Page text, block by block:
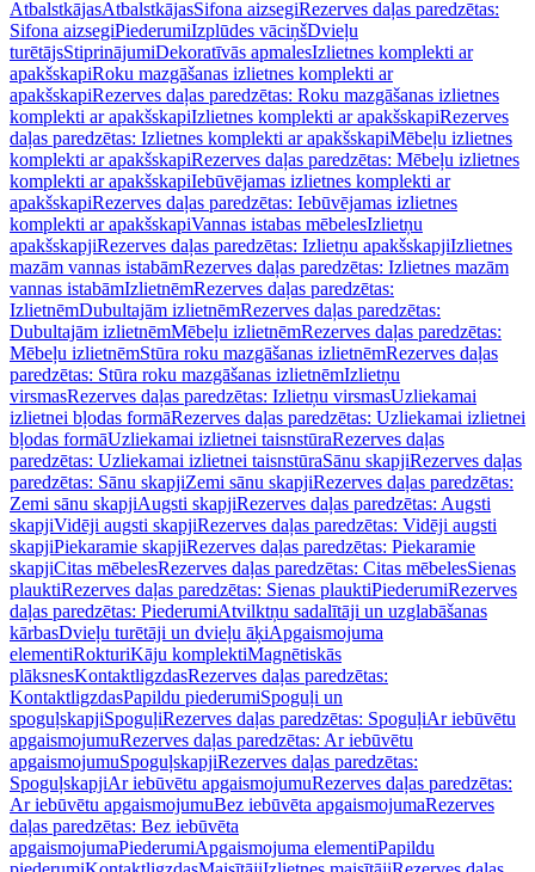
AtbalstkājasAtbalstkājasSifona aizsegiRezerves daļas paredzētas:
Sifona aizsegiPiederumiIzplūdes vāciņšDvieļu
turētājsStiprinājumiDekoratīvās apmalesIzlietnes komplekti ar
apakšskapiRoku mazgāšanas izlietnes komplekti ar
apakšskapiRezerves daļas paredzētas: Roku mazgāšanas izlietnes
komplekti ar apakšskapiIzlietnes komplekti ar apakšskapiRezerves
daļas paredzētas: Izlietnes komplekti ar apakšskapiMēbeļu izlietnes
komplekti ar apakšskapiRezerves daļas paredzētas: Mēbeļu izlietnes
komplekti ar apakšskapiIebūvējamas izlietnes komplekti ar
apakšskapiRezerves daļas paredzētas: Iebūvējamas izlietnes
komplekti ar apakšskapiVannas istabas mēbelesIzlietņu
apakšskapjiRezerves daļas paredzētas: Izlietņu apakšskapjiIzlietnes
mazām vannas istabāmRezerves daļas paredzētas: Izlietnes mazām
vannas istabāmIzlietnēmRezerves daļas paredzētas:
IzlietnēmDubultajām izlietnēmRezerves daļas paredzētas:
Dubultajām izlietnēmMēbeļu izlietnēmRezerves daļas paredzētas:
Mēbeļu izlietnēmStūra roku mazgāšanas izlietnēmRezerves daļas
paredzētas: Stūra roku mazgāšanas izlietnēmIzlietņu
virsmasRezerves daļas paredzētas: Izlietņu virsmasUzliekamai
izlietnei bļodas formāRezerves daļas paredzētas: Uzliekamai izlietnei
bļodas formāUzliekamai izlietnei taisnstūraRezerves daļas
paredzētas: Uzliekamai izlietnei taisnstūraSānu skapjiRezerves daļas
paredzētas: Sānu skapjiZemi sānu skapjiRezerves daļas paredzētas:
Zemi sānu skapjiAugsti skapjiRezerves daļas paredzētas: Augsti
skapjiVidēji augsti skapjiRezerves daļas paredzētas: Vidēji augsti
skapjiPiekaramie skapjiRezerves daļas paredzētas: Piekaramie
skapjiCitas mēbelesRezerves daļas paredzētas: Citas mēbelesSienas
plauktiRezerves daļas paredzētas: Sienas plauktiPiederumiRezerves
daļas paredzētas: PiederumiAtvilktņu sadalītāji un uzglabāšanas
kārbasDvieļu turētāji un dvieļu āķiApgaismojuma
elementiRokturiKāju komplektiMagnētiskās
plāksnesKontaktligzdasRezerves daļas paredzētas:
KontaktligzdasPapildu piederumiSpoguļi un
spoguļskapjiSpoguļiRezerves daļas paredzētas: SpoguļiAr iebūvētu
apgaismojumuRezerves daļas paredzētas: Ar iebūvētu
apgaismojumuSpoguļskapjiRezerves daļas paredzētas:
SpoguļskapjiAr iebūvētu apgaismojumuRezerves daļas paredzētas:
Ar iebūvētu apgaismojumuBez iebūvēta apgaismojumaRezerves
daļas paredzētas: Bez iebūvēta
apgaismojumaPiederumiApgaismojuma elementiPapildu